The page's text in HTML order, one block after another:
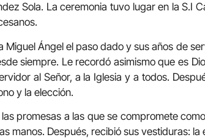
Sola. La ceremonia tuvo lugar en la S.I
Miguel Ángel el paso dado y sus años de
siempre. Le recordó asimismo que es
al Señor, a la Iglesia y a todos.
y la elección.
las promesas a las que se compromete
manos. Después, recibió sus vestiduras: